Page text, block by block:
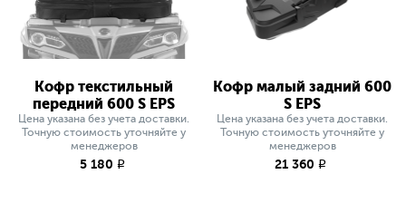
Кофр текстильный
передний 600 S EPS
Цена указана без учета доставки.
Точную стоимость уточняйте у
менеджеров
5 180 q
Кофр малый задний 600
S EPS
Цена указана без учета доставки.
Точную стоимость уточняйте у
менеджеров
21 360 q